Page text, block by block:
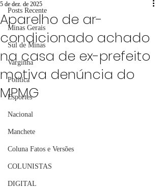
Posts Recente
Minas Gerais
Sul de Minas
Varginha
Política
Esportes
Nacional
Manchete
Coluna Fatos e Versões
COLUNISTAS
DIGITAL
Aparelho de ar-
condicionado achado
na casa de ex-prefeito
motiva denúncia do
MPMG
5 de dez. de 2025